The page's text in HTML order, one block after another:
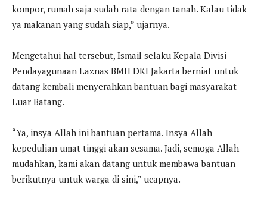
kompor, rumah saja sudah rata dengan tanah. Kalau tidak
ya makanan yang sudah siap,” ujarnya.
Mengetahui hal tersebut, Ismail selaku Kepala Divisi
Pendayagunaan Laznas BMH DKI Jakarta berniat untuk
datang kembali menyerahkan bantuan bagi masyarakat
Luar Batang.
“Ya, insya Allah ini bantuan pertama. Insya Allah
kepedulian umat tinggi akan sesama. Jadi, semoga Allah
mudahkan, kami akan datang untuk membawa bantuan
berikutnya untuk warga di sini,” ucapnya.